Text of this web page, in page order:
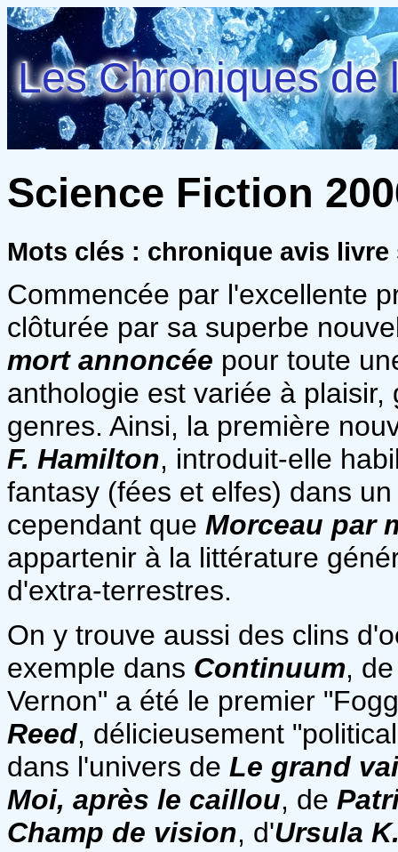
Les Chroniques de
Science Fiction
Mots clés : chronique avis livre
Commencée par l'excellente
clôturée par sa superbe
mort annoncée pour toute
anthologie est variée à
genres. Ainsi, la première
F. Hamilton, introduit-elle
fantasy (fées et elfes) dans
cependant que Morceau par
appartenir à la littérature
d'extra-terrestres.
On y trouve aussi des clins
exemple dans Continuum,
Vernon" a été le premier
Reed, délicieusement
dans l'univers de Le grand
Moi, après le caillou, de
Champ de vision, d'Ursula